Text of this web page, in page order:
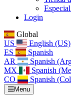
Login
Global
US
English (US)
ES
Spanish
AR
Spanish
MX
Spanish
CO
Spanish
Menu